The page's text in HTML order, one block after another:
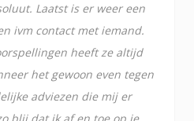
Laatst is er weer een
ivm contact met iemand.
heeft ze altijd
het gewoon even tegen
adviezen die mij er